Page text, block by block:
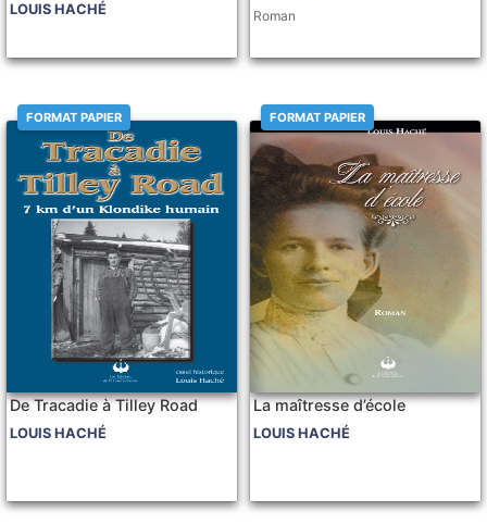
LOUIS HACHÉ
Roman
FORMAT PAPIER
De Tracadie à Tilley Road
LOUIS HACHÉ
FORMAT PAPIER
La maîtresse d’école
LOUIS HACHÉ